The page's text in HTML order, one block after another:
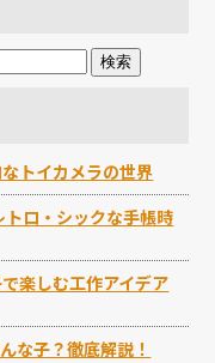
トイカメラの世界
ロ・シックな手帳時
楽しむ工作アイデア
な子？徹底解説！